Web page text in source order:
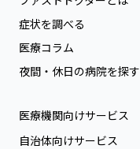
症状を調べる
医療コラム
夜間・休日の病院を探す
医療機関向けサービス
自治体向けサービス